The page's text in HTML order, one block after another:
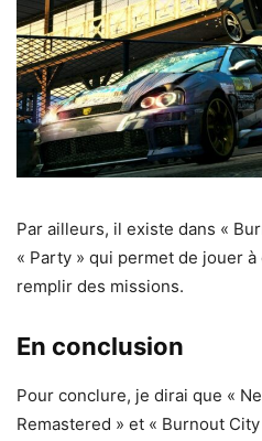
Par ailleurs, il existe dans «
« Party » qui permet de jouer
remplir des missions.
En conclusion
Pour conclure, je dirai que «
Remastered » et « Burnout